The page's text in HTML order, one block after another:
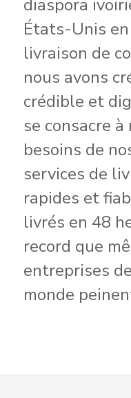
diaspora
États-Unis
livraison de
nous avons
crédible et
se consacre
besoins de
services de
rapides et
livrés en 48
record que
entreprises
monde